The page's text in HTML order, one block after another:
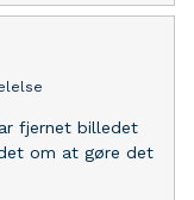
fjernet billedet
om at gøre det